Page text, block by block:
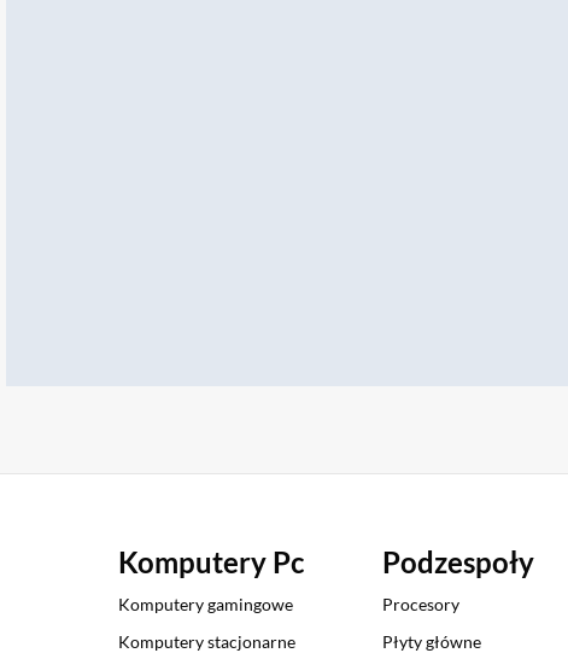
Komputery Pc
Komputery gamingowe
Komputery stacjonarne
Podzespoły
Procesory
Płyty główne